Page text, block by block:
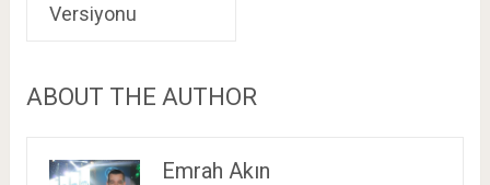
Versiyonu
ABOUT THE AUTHOR
Emrah Akın